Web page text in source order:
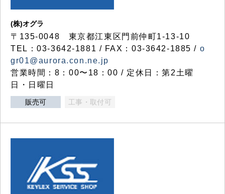
(株)オグラ
〒135-0048 東京都江東区門前仲町1-13-10
TEL：03-3642-1881 / FAX：03-3642-1885 / o
gr01@aurora.con.ne.jp
営業時間：8：00〜18：00 / 定休日：第2土曜
日・日曜日
販売可 工事・取付可